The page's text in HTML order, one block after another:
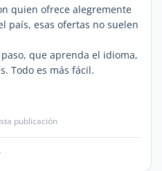
quien ofrece alegremente
país, esas ofertas no suelen
que aprenda el idioma,
Todo es más fácil.
publicación